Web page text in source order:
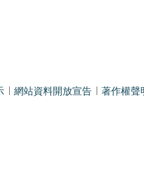
網站資料開放宣告 著作權聲